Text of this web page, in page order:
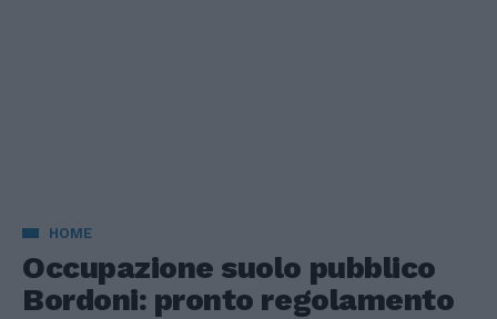
HOME
Occupazione suolo pubblico
Bordoni: pronto regolamento